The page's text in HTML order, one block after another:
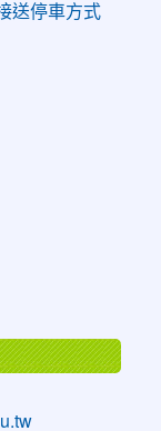
送停車方式